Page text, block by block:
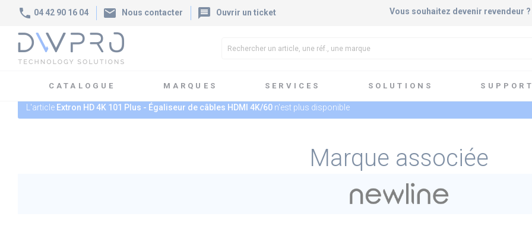
phone 04 42 90 16 04 mail Nous contacter message Ouvrir un ticket Vous souhaitez devenir revendeur ?
CATALOGUE MARQUES SERVICES SOLUTIONS SUPPORT
L'article Extron HD 4K 101 Plus - Égaliseur de câbles HDMI 4K/60n'est plus disponible
Marque associée